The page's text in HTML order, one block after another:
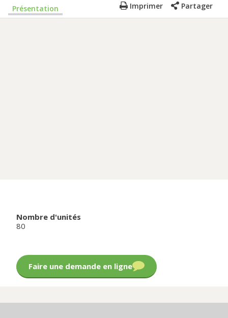
Présentation Imprimer Partager
Nombre d'unités
80
Faire une demande en ligne